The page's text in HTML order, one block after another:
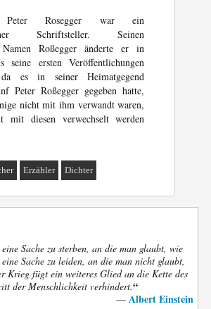
Rosegger war ein
Schriftsteller. Seinen
Namen Roßegger änderte er in
seine ersten Veröffentlichungen
da es in seiner Heimatgegend
Peter Roßegger gegeben hatte,
nicht mit ihm verwandt waren,
mit diesen verwechselt werden
Erzähler Dichter
Sache zu sterben, an die man glaubt, wie
Sache zu leiden, an die man nicht glaubt,
Krieg fügt ein weiteres Glied an die Kette des
der Menschlichkeit verhindert.“
— Albert Einstein